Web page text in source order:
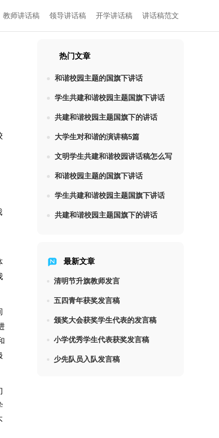
教师讲话稿 领导讲话稿 开学讲话稿 讲话稿范文
热门文章
和谐校园主题的国旗下讲话
学生共建和谐校园主题国旗下讲话
共建和谐校园主题国旗下的讲话
大学生对和谐的演讲稿5篇
文明学生共建和谐校园讲话稿怎么写
和谐校园主题的国旗下讲话
学生共建和谐校园主题国旗下讲话
共建和谐校园主题国旗下的讲话
最新文章
清明节升旗教师发言
五四青年获奖发言稿
颁奖大会获奖学生代表的发言稿
小学优秀学生代表获奖发言稿
少先队员入队发言稿